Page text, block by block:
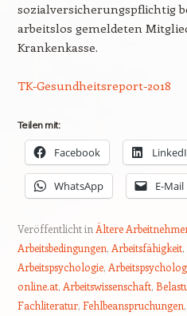
sozialversicherungspflichtig
arbeitslos gemeldeten
Krankenkasse.
TK-Gesundheitsreport-2018
Teilen mit:
Facebook
WhatsApp E-Mail
Veröffentlicht in Ältere
Arbeitsbedingungen, Arbeitsfähigkeit,
Arbeitspsychologie,
online.at, Arbeitswissenschaft,
Fachliteratur, Fehlbeanspruchungen,